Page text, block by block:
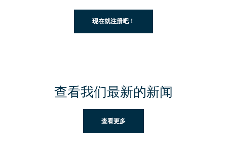
现在就注册吧！
查看我们最新的新闻
查看更多